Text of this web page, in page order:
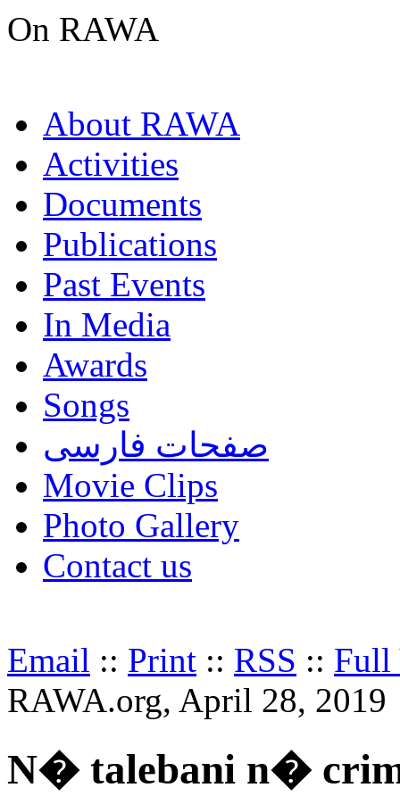
On RAWA
About RAWA
Activities
Documents
Publications
Past Events
In Media
Awards
Songs
صفحات فارسی
Movie Clips
Photo Gallery
Contact us
Email :: Print :: RSS :: Full
RAWA.org, April 28, 2019
N� talebani n�